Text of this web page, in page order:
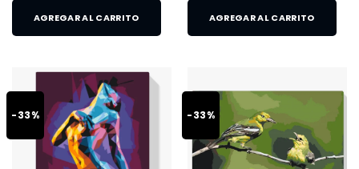
AGREGAR AL CARRITO AGREGAR AL CARRITO
-33% -33%